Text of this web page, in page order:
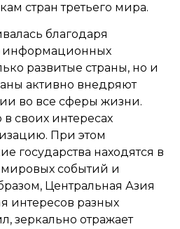
стран третьего мира.
благодаря
информационных
развитые страны, но и
активно внедряют
во все сферы жизни.
своих интересах
При этом
государства находятся в
событий и
Центральная Азия
интересов разных
зеркально отражает